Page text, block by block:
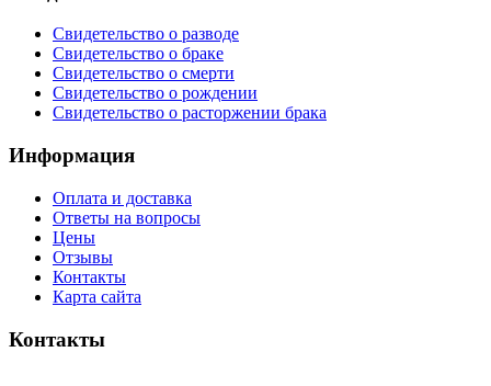
Свидетельство о разводе
Свидетельство о браке
Свидетельство о смерти
Свидетельство о рождении
Свидетельство о расторжении брака
Информация
Оплата и доставка
Ответы на вопросы
Цены
Отзывы
Контакты
Карта сайта
Контакты